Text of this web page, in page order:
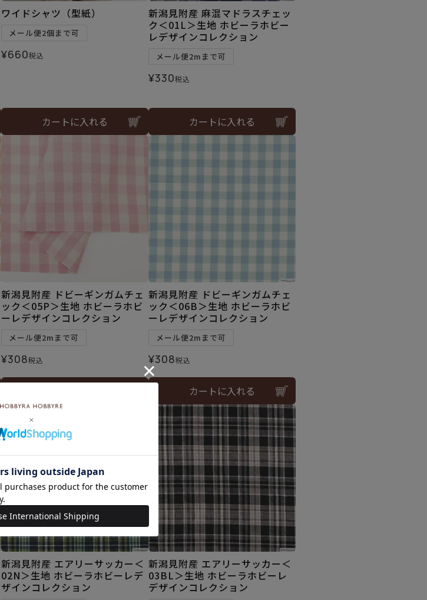
ワイドシャツ（型紙）
メール便2個まで可
¥660税込
カートに入れる
新潟見附産 麻混マドラスチェッ
ク＜01L＞生地 ホビーラホビー
レデザインコレクション
メール便2mまで可
¥330税込
カートに入れる
新潟見附産 ドビーギンガムチェ
ック＜05P＞生地 ホビーラホビ
ーレデザインコレクション
メール便2mまで可
¥308税込
新潟見附産 ドビーギンガムチェ
ック＜06B＞生地 ホビーラホビ
ーレデザインコレクション
メール便2mまで可
¥308税込
カートに入れる
新潟見附産 エアリーサッカー＜
02N＞生地 ホビーラホビーレデ
ザインコレクション
新潟見附産 エアリーサッカー＜
03BL＞生地 ホビーラホビーレ
デザインコレクション